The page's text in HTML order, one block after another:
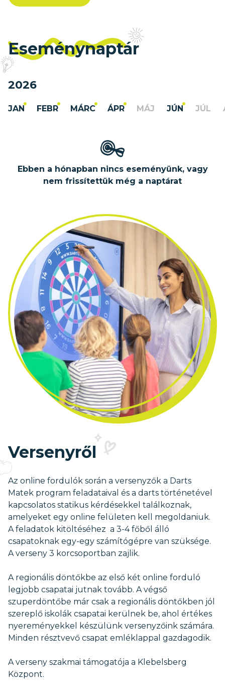
Eseménynaptár
2026
JAN FEBR MÁRC ÁPR MÁJ JÚN JÚL
Ebben a hónapban nincs eseményünk, vagy
nem frissítettük még a naptárat
Versenyről
Az online fordulók során a versenyzők a Darts
Matek program feladataival és a darts történetével
kapcsolatos statikus kérdésekkel találkoznak,
amelyeket egy online felületen kell megoldaniuk.
A feladatok kitöltéséhez a 3-4 főből álló
csapatoknak egy-egy számítógépre van szüksége.
A verseny 3 korcsoportban zajlik.
A regionális döntőkbe az első két online forduló
legjobb csapatai jutnak tovább. A végső
szuperdöntőbe már csak a regionális döntőkben jól
szereplő iskolák csapatai kerülnek be, ahol értékes
nyereményekkel készülünk versenyzőink számára.
Minden résztvevő csapat emléklappal gazdagodik.
A verseny szakmai támogatója a Klebelsberg
Központ.